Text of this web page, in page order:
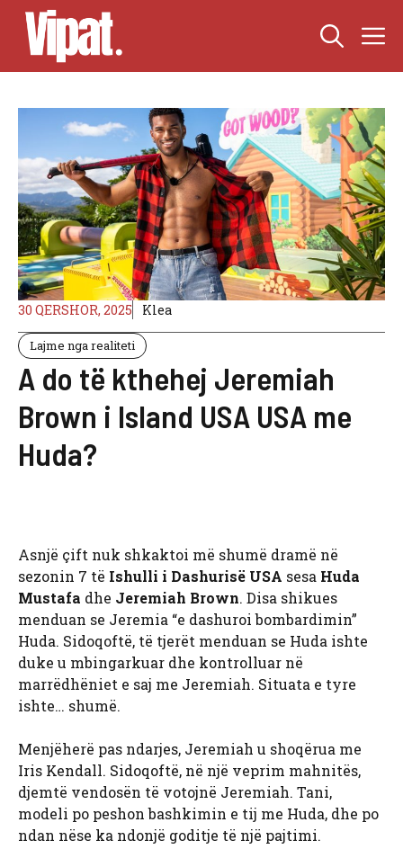
Skip
content
30 QERSHOR, 2025 Klea
Lajme nga realiteti
A do të kthehej Jeremiah
Brown i Island USA USA me
Huda?
Asnjë çift nuk shkaktoi më shumë dramë në
sezonin 7 të Ishulli i Dashurisë USA sesa Huda
Mustafa dhe Jeremiah Brown. Disa shikues
menduan se Jeremia “e dashuroi bombardimin”
Huda. Sidoqoftë, të tjerët menduan se Huda ishte
duke u mbingarkuar dhe kontrolluar në
marrëdhëniet e saj me Jeremiah. Situata e tyre
ishte… shumë.
Menjëherë pas ndarjes, Jeremiah u shoqërua me
Iris Kendall. Sidoqoftë, në një veprim mahnitës,
djemtë vendosën të votojnë Jeremiah. Tani,
modeli po peshon bashkimin e tij me Huda, dhe po
ndan nëse ka ndonjë goditje të një pajtimi.